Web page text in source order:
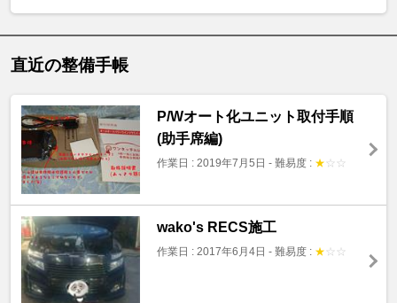
直近の整備手帳
P/Wオート化ユニット取付手順
(助手席編)
作業日 : 2019年7月5日 - 難易度 : ★ ☆ ☆
wako's RECS施工
作業日 : 2017年6月4日 - 難易度 : ★ ☆ ☆